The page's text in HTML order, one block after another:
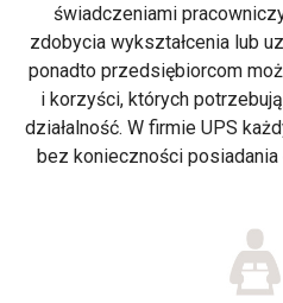
świadczeniami
zdobycia wykształcenia lub
ponadto przedsiębiorcom
i korzyści, których
działalność. W firmie UPS
bez konieczności